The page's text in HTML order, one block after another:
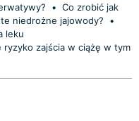
• Co zrobić jak
niedrożne jajowody?
•
leku
ryzyko zajścia w ciążę w tym